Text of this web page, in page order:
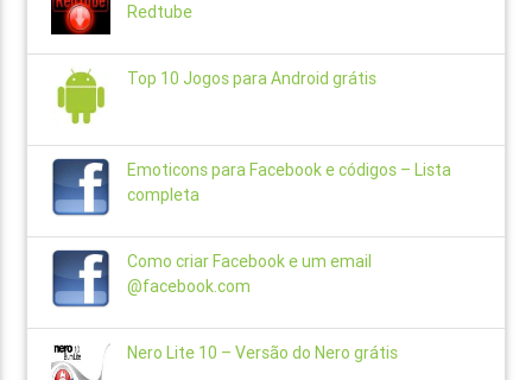
Redtube
Top 10 Jogos para Android grátis
Emoticons para Facebook e códigos – Lista
completa
Como criar Facebook e um email
@facebook.com
Nero Lite 10 – Versão do Nero grátis